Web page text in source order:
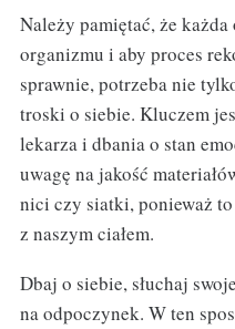
Należy pamiętać, że
organizmu i aby proces
sprawnie, potrzeba nie
troski o siebie. Kluczem
lekarza i dbania o stan
uwagę na jakość
nici czy siatki, ponieważ
z naszym ciałem.
Dbaj o siebie, słuchaj
na odpoczynek. W ten